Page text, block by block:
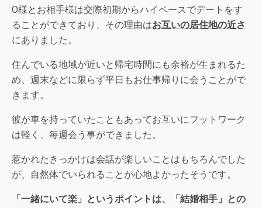
O様とお相手様は交際初期からハイペースでデートをす
ることができており、その理由はお互いの居住地の近さ
にありました。
住んでいる地域が近いと帰宅時間にも余裕が生まれるた
め、週末などに限らず平日もお仕事帰りに会うことがで
きます。
彼が車を持っていたこともあってお互いにフットワーク
は軽く、毎週会う事ができました。
惹かれたきっかけは会話が楽しいことはもちろんでした
が、自然体でいられることが心地よかったそうです。
「一緒にいて楽」というポイントは、「結婚相手」との